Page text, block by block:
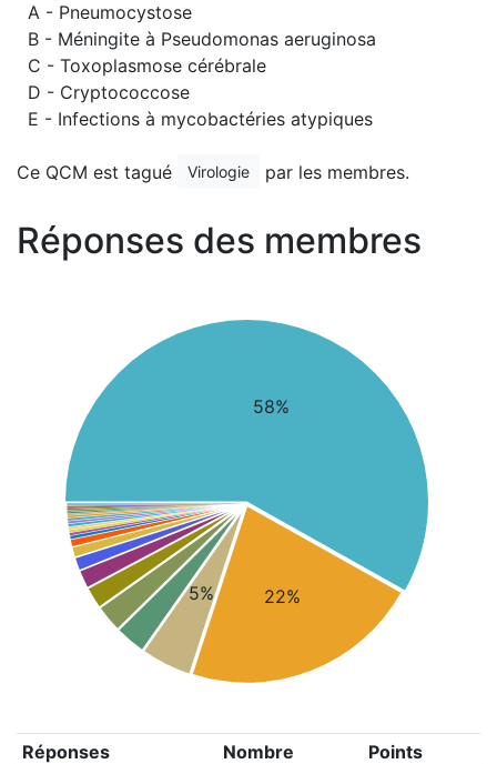
A - Pneumocystose
B - Méningite à Pseudomonas aeruginosa
C - Toxoplasmose cérébrale
D - Cryptococcose
E - Infections à mycobactéries atypiques
Ce QCM est tagué Virologie par les membres.
Réponses des membres
58%
22%
5%
Réponses Nombre
Points